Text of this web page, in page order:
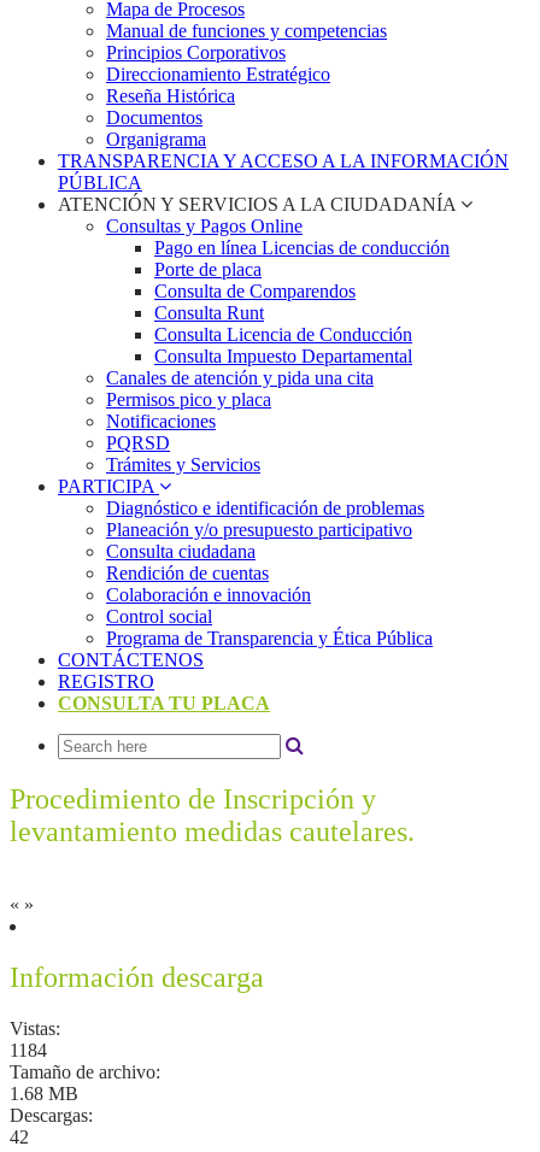
Mapa de Procesos
Manual de funciones y competencias
Principios Corporativos
Direccionamiento Estratégico
Reseña Histórica
Documentos
Organigrama
TRANSPARENCIA Y ACCESO A LA INFORMACIÓN
PÚBLICA
ATENCIÓN Y SERVICIOS A LA CIUDADANÍA
Consultas y Pagos Online
Pago en línea Licencias de conducción
Porte de placa
Consulta de Comparendos
Consulta Runt
Consulta Licencia de Conducción
Consulta Impuesto Departamental
Canales de atención y pida una cita
Permisos pico y placa
Notificaciones
PQRSD
Trámites y Servicios
PARTICIPA
Diagnóstico e identificación de problemas
Planeación y/o presupuesto participativo​
Consulta ciudadana
Rendición de cuentas
Colaboración e innovación
Control social
Programa de Transparencia y Ética Pública
CONTÁCTENOS
REGISTRO
CONSULTA TU PLACA
Procedimiento de Inscripción y
levantamiento medidas cautelares.
« »
Información descarga
Vistas:
1184
Tamaño de archivo:
1.68 MB
Descargas:
42